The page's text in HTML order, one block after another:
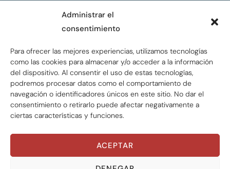
Administrar el
consentimiento
Para ofrecer las mejores experiencias, utilizamos tecnologías
como las cookies para almacenar y/o acceder a la información
del dispositivo. Al consentir el uso de estas tecnologías,
podremos procesar datos como el comportamiento de
navegación o identificadores únicos en este sitio. No dar el
consentimiento o retirarlo puede afectar negativamente a
ciertas características y funciones.
ACEPTAR
Global Tax Justice © 2026. Todos los derechos
Privacy policy